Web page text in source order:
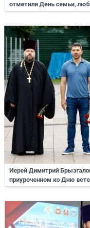
отметили День семьи,
Иерей Димитрий
приуроченном ко Дню